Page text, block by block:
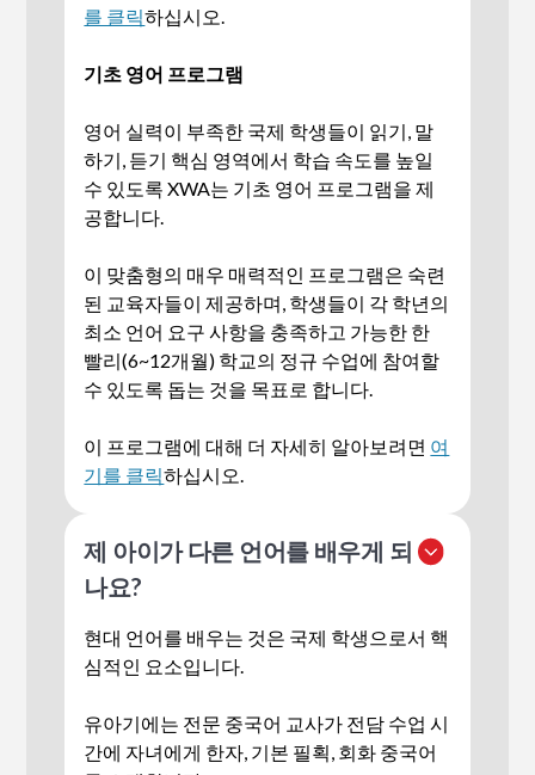
를 클릭하십시오.
기초 영어 프로그램
영어 실력이 부족한 국제 학생들이 읽기, 말
하기, 듣기 핵심 영역에서 학습 속도를 높일
수 있도록 XWA는 기초 영어 프로그램을 제
공합니다.
이 맞춤형의 매우 매력적인 프로그램은 숙련
된 교육자들이 제공하며, 학생들이 각 학년의
최소 언어 요구 사항을 충족하고 가능한 한
빨리(6~12개월) 학교의 정규 수업에 참여할
수 있도록 돕는 것을 목표로 합니다.
‍이 프로그램에 대해 더 자세히 알아보려면 여
기를 클릭하십시오.
제 아이가 다른 언어를 배우게 되
나요?
현대 언어를 배우는 것은 국제 학생으로서 핵
심적인 요소입니다.
유아기에는 전문 중국어 교사가 전담 수업 시
간에 자녀에게 한자, 기본 필획, 회화 중국어